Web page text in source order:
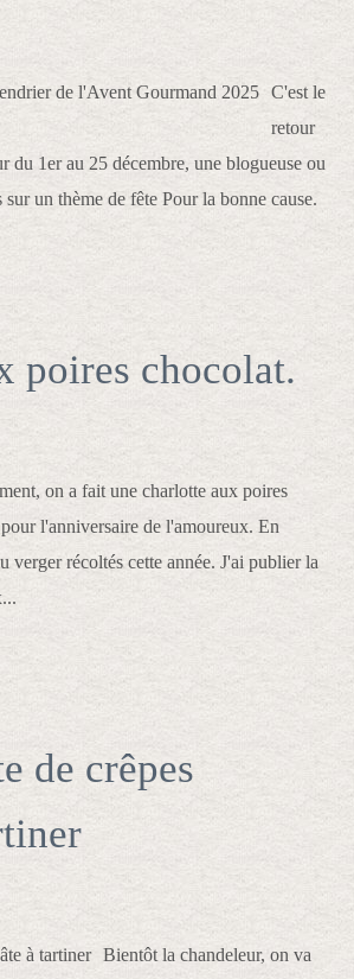
C'est le
retour
1er au 25 décembre, une blogueuse ou
un thème de fête Pour la bonne cause.
poires chocolat.
on a fait une charlotte aux poires
l'anniversaire de l'amoureux. En
récoltés cette année. J'ai publier la
de crêpes
Bientôt la chandeleur, on va